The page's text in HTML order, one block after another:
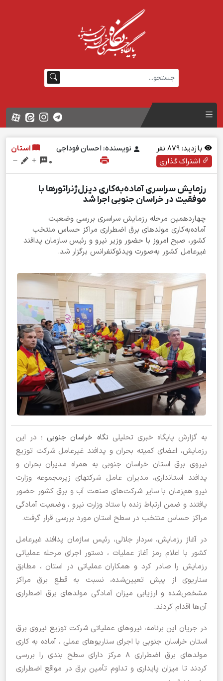
بازدید: نفر نویسنده: احسان فوداجی
استان
اشتراک گذاری
0
رزمایش سراسری آماده‌به‌کاری دیزل‌ژنراتورها با
موفقیت در خراسان جنوبی اجرا شد
چهاردهمین مرحله رزمایش سراسری بررسی وضعیت
آماده‌به‌کاری مولدهای برق اضطراری مراکز حساس منتخب
کشور، صبح امروز با حضور وزیر نیرو و رئیس سازمان پدافند
غیرعامل کشور به‌صورت ویدئوکنفرانس برگزار شد.
به گزارش پایگاه خبری تحلیلی نگاه خراسان جنوبی ؛ در این
رزمایش، اعضای کمیته بحران و پدافند غیرعامل شرکت توزیع
نیروی برق استان خراسان جنوبی به همراه مدیران بحران و
پدافند استانداری، مدیران عامل شرکتهای زیرمجموعه وزارت
نیرو هم‌زمان با سایر شرکت‌های صنعت آب و برق کشور حضور
یافتند و ضمن ارتباط زنده با ستاد وزارت نیرو ، وضعیت آمادگی
مراکز حساس منتخب در سطح استان مورد بررسی قرار گرفت.
‌در آغاز رزمایش، سردار جلالی، رئیس سازمان پدافند غیرعامل
کشور با اعلام رمز آغاز عملیات ، دستور اجرای مرحله عملیاتی
رزمایش را صادر کرد و همکاران عملیاتی در استان ، مطابق
سناریوی از پیش تعیین‌شده، نسبت به قطع برق مراکز
مشخص‌شده و ارزیابی میزان آمادگی مولدهای برق اضطراری
آن‌ها اقدام کردند.
در جریان این برنامه، نیروهای عملیاتی شرکت‌ توزیع نیروی برق
استان خراسان جنوبی با اجرای سناریوهای عملی ، آماده‌ به‌ کاری
مولدهای برق اضطراری ۸ مرکز دارای سطح بندی را بررسی
کردند تا میزان پایداری و تداوم تأمین برق در مواقع اضطراری